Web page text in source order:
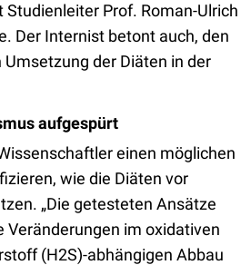
Studienleiter Prof. Roman-Ulrich
Der Internist betont auch, den
der Diäten in der
aufgespürt
einen möglichen
wie die Diäten vor
„Die getesteten Ansätze
Veränderungen im oxidativen
(H2S)-abhängigen Abbau